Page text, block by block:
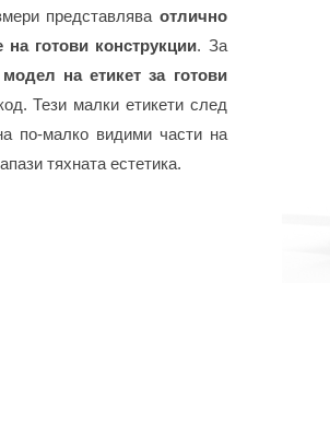
представлява отлично
на готови конструкции. За
на етикет за готови
Тези малки етикети след
по-малко видими части на
тяхната естетика.